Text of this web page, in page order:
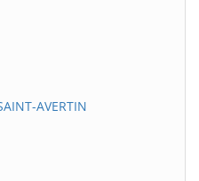
AVERTIN